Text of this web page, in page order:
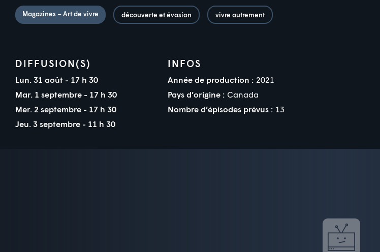
Magazines – Art de vivre découverte et évasion vivre autrement
DIFFUSION(S)
Lun. 31 août - 17 h 30
Mar. 1 septembre - 17 h 30
Mer. 2 septembre - 17 h 30
Jeu. 3 septembre - 11 h 30
INFOS
Année de production : 2021
Pays d’origine : Canada
Nombre d’épisodes prévus : 13